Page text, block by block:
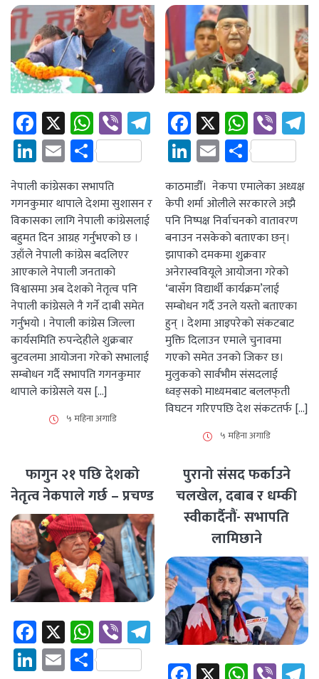
Facebook
X WhatsApp
ViberTelegram
LinkedIn
EmailShare
नेपाली कांग्रेसका सभापति
गगनकुमार थापाले देशमा सुशासन र
विकासका लागि नेपाली कांग्रेसलाई
बहुमत दिन आग्रह गर्नुभएको छ ।
उहाँले नेपाली कांग्रेस बदलिएर
आएकाले नेपाली जनताको
विश्वासमा अब देशको नेतृत्व पनि
नेपाली कांग्रेसले नै गर्ने दाबी समेत
गर्नुभयो । नेपाली कांग्रेस जिल्ला
कार्यसमिति रुपन्देहीले शुक्रबार
बुटवलमा आयोजना गरेको सभालाई
सम्बोधन गर्दै सभापति गगनकुमार
थापाले कांग्रेसले यस […]
५ महिना अगाडि
Facebook
X
LinkedIn
EmailShare
काठमाडौँ। नेकपा एमालेका अध्यक्ष
केपी शर्मा ओलीले सरकारले अझै
पनि निष्पक्ष निर्वाचनको वातावरण
बनाउन नसकेको बताएका छन्।
झापाको दमकमा शुक्रवार
अनेरास्ववियूले आयोजना गरेको
‘बासँग विद्यार्थी कार्यक्रम’लाई
सम्बोधन गर्दै उनले यस्तो बताएका
हुन् । देशमा आइपरेको संकटबाट
मुक्ति दिलाउन एमाले चुनावमा
गएको समेत उनकाे जिकर छ।
मुलुकको सार्वभौम संसदलाई
ध्वङ्सको माध्यमबाट बललफ्‌ती
विघटन गरिएपछि देश संकटतर्फ […]
५ महिना अगाडि
फागुन २१ पछि देशको
नेतृत्व नेकपाले गर्छ – प्रचण्ड
Facebook
X WhatsApp
ViberTelegram
LinkedIn
EmailShare
पुरानो संसद फर्काउने
चलखेल, दबाब र धम्की
स्वीकार्दैनौं- सभापति
लामिछाने